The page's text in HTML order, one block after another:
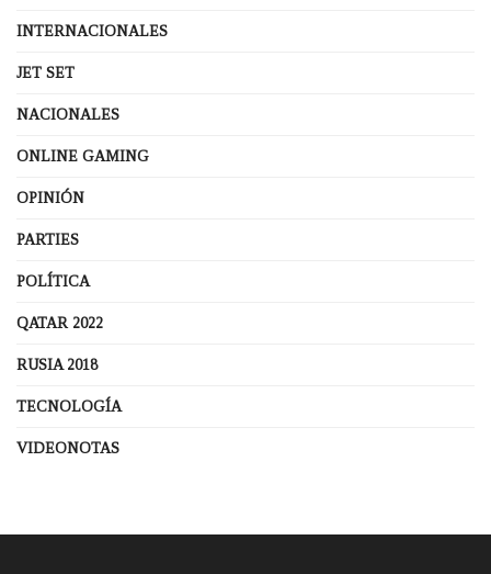
INTERNACIONALES
JET SET
NACIONALES
ONLINE GAMING
OPINIÓN
PARTIES
POLÍTICA
QATAR 2022
RUSIA 2018
TECNOLOGÍA
VIDEONOTAS